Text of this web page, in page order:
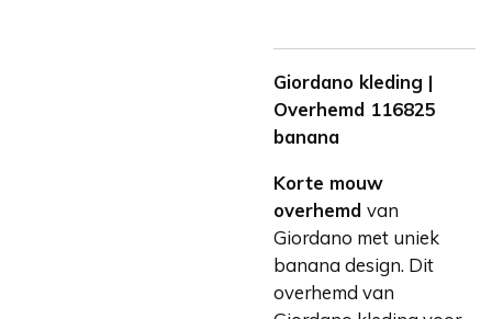
Giordano kleding |
Overhemd 116825
banana
Korte mouw
overhemd van
Giordano met uniek
banana design. Dit
overhemd van